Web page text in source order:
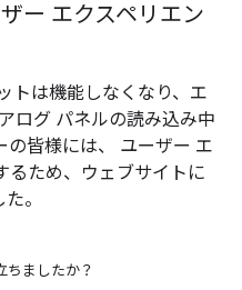
ー エクスペリエン
トは機能しなくなり、エ
ログ パネルの読み込み中
の皆様には、 ユーザー エ
るため、ウェブサイトに
。
ちましたか？